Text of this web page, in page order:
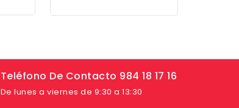
Teléfono De Contacto 984 18 17 16
De lunes a viernes de 9:30 a 13:30